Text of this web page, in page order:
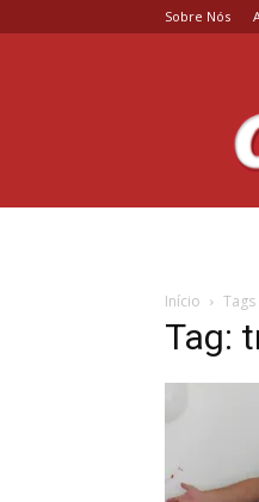
Sobre Nós
Início Tags
Tag: